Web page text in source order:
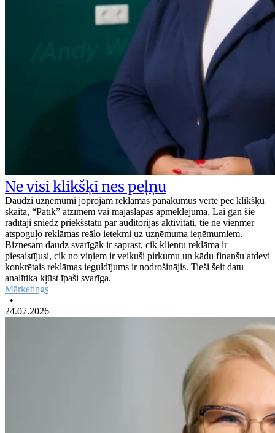
Ne visi klikšķi nes peļņu
Daudzi uzņēmumi joprojām reklāmas panākumus vērtē pēc klikšķu
skaita, “Patīk” atzīmēm vai mājaslapas apmeklējuma. Lai gan šie
rādītāji sniedz priekšstatu par auditorijas aktivitāti, tie ne vienmēr
atspoguļo reklāmas reālo ietekmi uz uzņēmuma ieņēmumiem.
Biznesam daudz svarīgāk ir saprast, cik klientu reklāma ir
piesaistījusi, cik no viņiem ir veikuši pirkumu un kādu finanšu atdevi
konkrētais reklāmas ieguldījums ir nodrošinājis. Tieši šeit datu
analītika kļūst īpaši svarīga.
Mārketings
•
24.07.2026